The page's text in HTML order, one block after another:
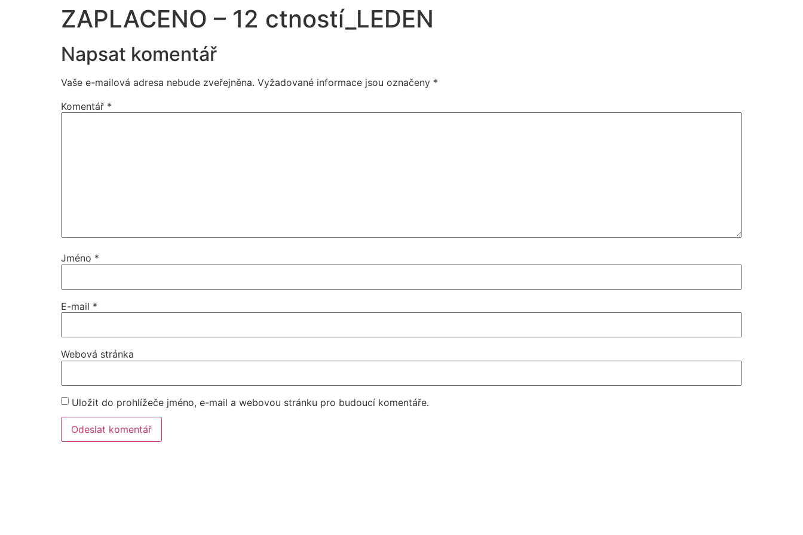
ZAPLACENO – 12 ctností_LEDEN
Napsat komentář
Vaše e-mailová adresa nebude zveřejněna. Vyžadované informace jsou označeny *
Komentář *
Jméno *
E-mail *
Webová stránka
Uložit do prohlížeče jméno, e-mail a webovou stránku pro budoucí komentáře.